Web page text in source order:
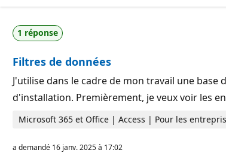
1 réponse
Filtres de données
J'utilise dans le cadre de mon travail une
d'installation. Premièrement, je veux voir les
Microsoft 365 et Office | Access | Pour les
a demandé 16 janv. 2025 à 17:02